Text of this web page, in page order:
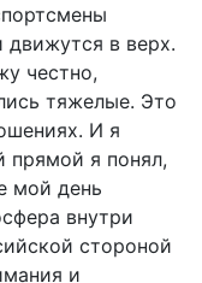
движутся в верх.
честно,
тяжелые. Это
И я
прямой я понял,
мой день
внутри
стороной
и